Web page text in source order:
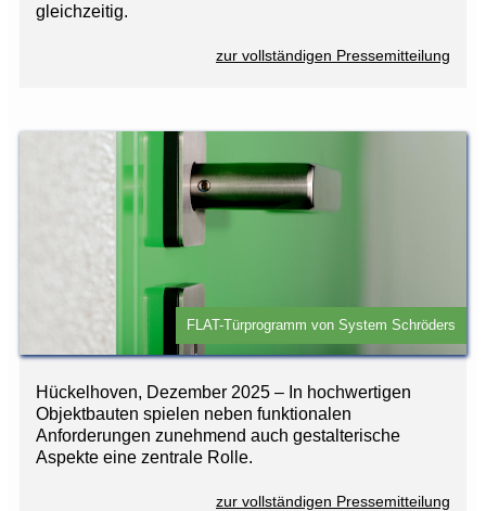
gleichzeitig.
zur vollständigen Pressemitteilung
FLAT-Türprogramm von System Schröders
Hückelhoven, Dezember 2025 – In hochwertigen
Objektbauten spielen neben funktionalen
Anforderungen zunehmend auch gestalterische
Aspekte eine zentrale Rolle.
zur vollständigen Pressemitteilung